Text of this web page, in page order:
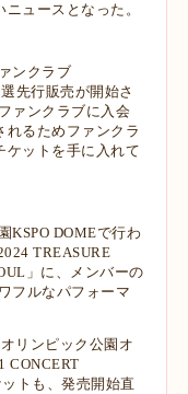
ュースとなった。
ンクラブ
先行販売が開始さ
ァンクラブに入会
れるためファンクラ
ケットを手に入れて
KSPO DOMEで行わ
TREASURE
」に、メンバーの
フルなパフォーマ
リンピック公園オ
CONCERT
トも、発売開始直